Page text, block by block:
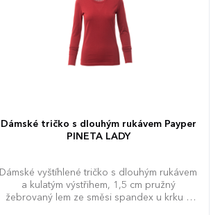
Dámské tričko s dlouhým rukávem Payper
PINETA LADY
Dámské vyštíhlené tričko s dlouhým rukávem
a kulatým výstřihem, 1,5 cm pružný
žebrovaný lem ze směsi spandex u krku s